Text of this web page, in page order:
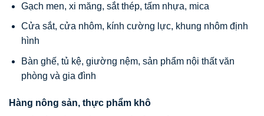
Gạch men, xi măng, sắt thép, tấm nhựa, mica
Cửa sắt, cửa nhôm, kính cường lực, khung nhôm định
hình
Bàn ghế, tủ kệ, giường nệm, sản phẩm nội thất văn
phòng và gia đình
Hàng nông sản, thực phẩm khô